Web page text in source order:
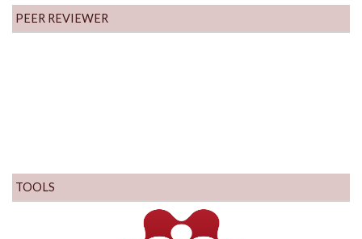
PEER REVIEWER
TOOLS